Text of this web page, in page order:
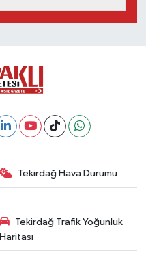
Tekirdağ Hava Durumu
Tekirdağ Trafik Yoğunluk
Haritası